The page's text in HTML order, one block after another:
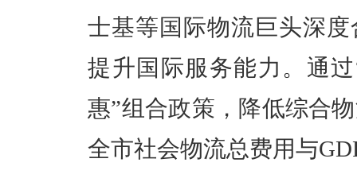
士基等国际物流巨头深
提升国际服务能力。通
惠”组合政策，降低综合
全市社会物流总费用与